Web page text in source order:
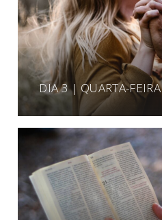
DIA 3 | QUARTA-FEIRA